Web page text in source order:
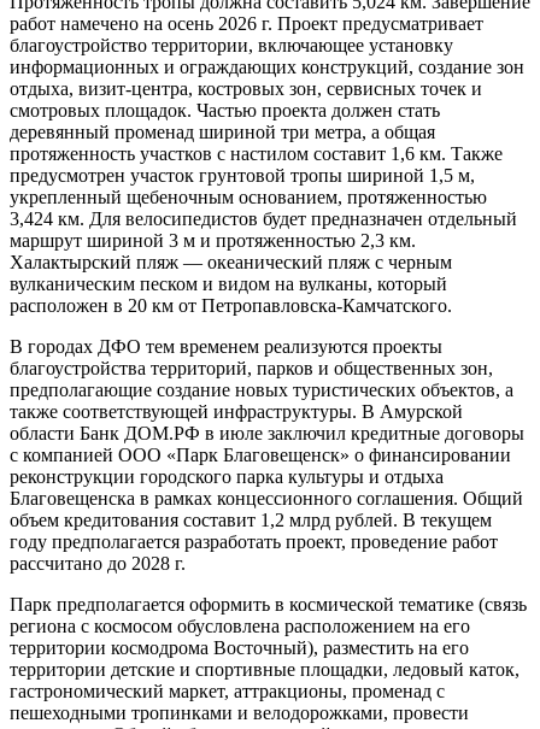
навигацию и информационные стенды. На мысе
Ахлестышева установлен памятный знак «Нулевой километр
велодорог России» и обустроена площадка для отдыха.
В Камчатском крае ведется строительство пешеходной тропы
«На встречу с Тихим океаном» на Халактырском пляже.
Протяженность тропы должна составить 5,024 км. Завершение
работ намечено на осень 2026 г. Проект предусматривает
благоустройство территории, включающее установку
информационных и ограждающих конструкций, создание зон
отдыха, визит-центра, костровых зон, сервисных точек и
смотровых площадок. Частью проекта должен стать
деревянный променад шириной три метра, а общая
протяженность участков с настилом составит 1,6 км. Также
предусмотрен участок грунтовой тропы шириной 1,5 м,
3,424 км. Для велосипедистов будет предназначен отдельный
маршрут шириной 3 м и протяженностью 2,3 км.
Халактырский пляж — океанический пляж с черным
вулканическим песком и видом на вулканы, который
расположен в 20 км от Петропавловска-Камчатского.
В городах ДФО тем временем реализуются проекты
благоустройства территорий, парков и общественных зон,
предполагающие создание новых туристических объектов, а
также соответствующей инфраструктуры. В Амурской
области Банк ДОМ.РФ в июле заключил кредитные договоры
реконструкции городского парка культуры и отдыха
Благовещенска в рамках концессионного соглашения. Общий
объем кредитования составит 1,2 млрд рублей. В текущем
году предполагается разработать проект, проведение работ
рассчитано до 2028 г.